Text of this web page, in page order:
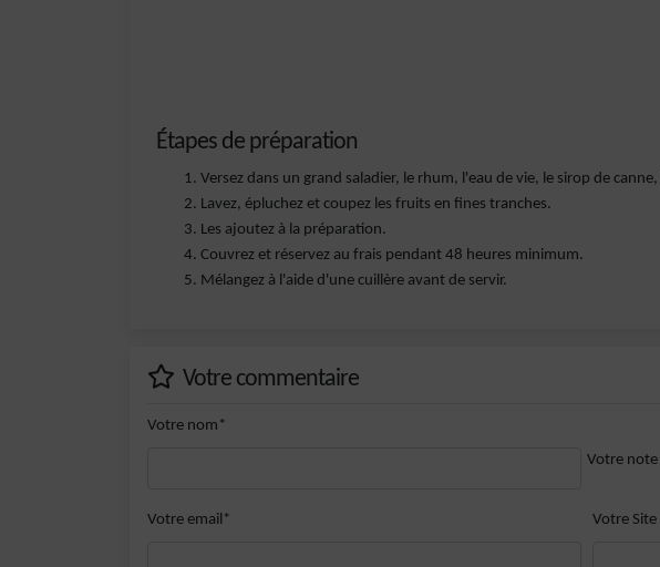
Étapes de préparation
Versez dans un grand saladier, le rhum, l'eau de vie, le sirop de
Lavez, épluchez et coupez les fruits en fines tranches.
Les ajoutez à la préparation.
Couvrez et réservez au frais pendant 48 heures minimum.
Mélangez à l'aide d'une cuillère avant de servir.
Votre commentaire
Votre nom*
Votre note
Votre email* Votre Site